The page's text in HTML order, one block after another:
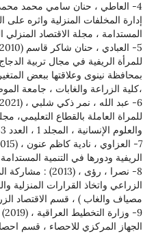
إدارة المخلفات المنزلية واثره على
المستدامة ، مجلة الاقتصاد المنزلي المجلد 25
للمرأة الريفية في مجال تربية
بمحافظة نينوى وعلاقتها ببعض
،كلية الزراعة والغابات ، جامعة
للمراة العاملة بالقطاع التعليمي،
والعلوم الإنسانية ، المجلد 1 ، العدد 53
الريفية ودورها في التنمية
8- نصرا ، رؤى ،
الزراعي واتخاذ القرارات
مصياف والغاب ) ، قسم الاقتصاد
الجهاز المركزي للاحصاء ، قسم